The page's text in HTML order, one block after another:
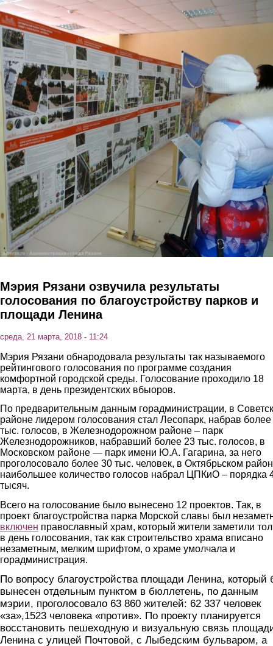
Перейти к основному содержанию
Мэрия Рязани озвучила результаты
голосования по благоустройству парков и
площади Ленина
среда, 21 марта, 2018 - 11:24
Мэрия Рязани обнародовала результаты так называемого
рейтингового голосования по программе создания
комфортной городской среды. Голосование проходило 18
марта, в день президентских вбыоров.
По предварительным данным горадминистрации, в
районе лидером голосования стал Лесопарк, набрав более
тыс. голосов, в Железнодорожном районе – парк
Железнодорожников, набравший более 23 тыс. голосов, в
Московском районе — парк имени Ю.А. Гагарина, за него
проголосовало более 30 тыс. человек, в Октябрьском
наибольшее количество голосов набрал ЦПКиО – порядка
тысяч.
Всего на голосование было вынесено 12 проектов. Так, в
проект благоустройства парка Морской славы был
включен православный храм, который жители заметили
в день голосования, так как строительство храма вписано
незаметным, мелким шрифтом, о храме умолчала и
горадминистрация.
По вопросу благоустройства площади Ленина, который
вынесен отдельным пунктом в бюллетень, по данным
мэрии, проголосовало 63 860 жителей: 62 337 человек
«за»,1523 человека «против». По проекту планируется
восстановить пешеходную и визуальную связь
Ленина с улицей Почтовой, с Лыбедским бульваром, а